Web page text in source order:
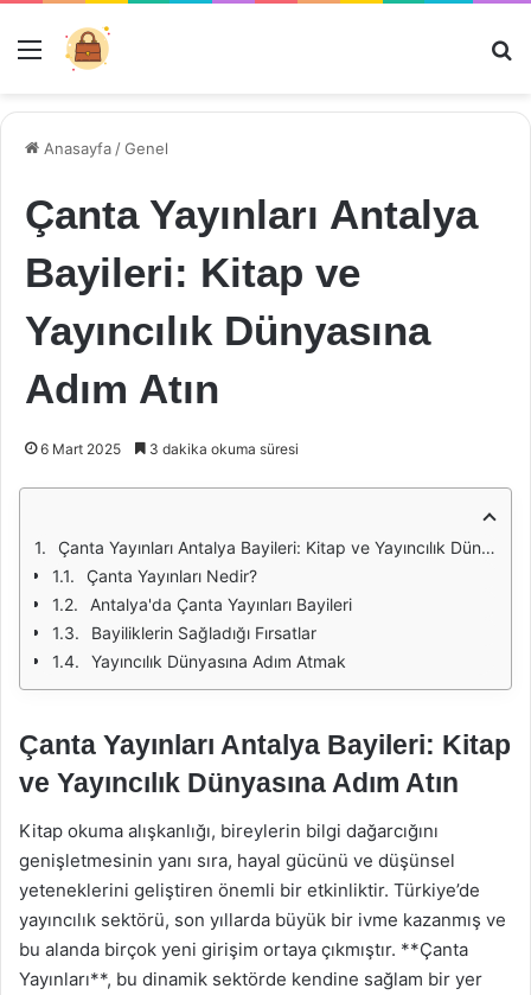
Menü
Anasayfa /Genel
Çanta Yayınları Antalya
Bayileri: Kitap ve
Yayıncılık Dünyasına
Adım Atın
6 Mart 2025 3 dakika okuma süresi
Çanta Yayınları Antalya Bayileri: Kitap ve Yayıncılık Dünyasına Adım Atın
Çanta Yayınları Nedir?
Antalya'da Çanta Yayınları Bayileri
Bayiliklerin Sağladığı Fırsatlar
Yayıncılık Dünyasına Adım Atmak
Çanta Yayınları Antalya Bayileri: Kitap
ve Yayıncılık Dünyasına Adım Atın
Kitap okuma alışkanlığı, bireylerin bilgi dağarcığını
genişletmesinin yanı sıra, hayal gücünü ve düşünsel
yeteneklerini geliştiren önemli bir etkinliktir. Türkiye’de
yayıncılık sektörü, son yıllarda büyük bir ivme kazanmış ve
bu alanda birçok yeni girişim ortaya çıkmıştır. **Çanta
Yayınları**, bu dinamik sektörde kendine sağlam bir yer